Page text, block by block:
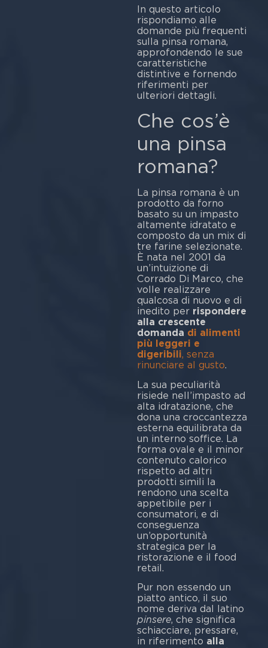
In questo articolo
rispondiamo alle
domande più frequenti
sulla pinsa romana,
approfondendo le sue
caratteristiche
distintive e fornendo
riferimenti per
ulteriori dettagli.
Che cos’è
una pinsa
romana?
La pinsa romana è un
prodotto da forno
basato su un impasto
altamente idratato e
composto da un mix di
tre farine selezionate.
È nata nel 2001 da
un’intuizione di
Corrado Di Marco, che
volle realizzare
qualcosa di nuovo e di
inedito per rispondere
alla crescente
domanda di alimenti
più leggeri e
digeribili, senza
rinunciare al gusto.
La sua peculiarità
risiede nell’impasto ad
alta idratazione, che
dona una croccantezza
esterna equilibrata da
un interno soffice. La
forma ovale e il minor
contenuto calorico
rispetto ad altri
prodotti simili la
rendono una scelta
appetibile per i
consumatori, e di
conseguenza
un’opportunità
strategica per la
ristorazione e il food
retail.
Pur non essendo un
piatto antico, il suo
nome deriva dal latino
pinsere, che significa
schiacciare, pressare,
in riferimento alla